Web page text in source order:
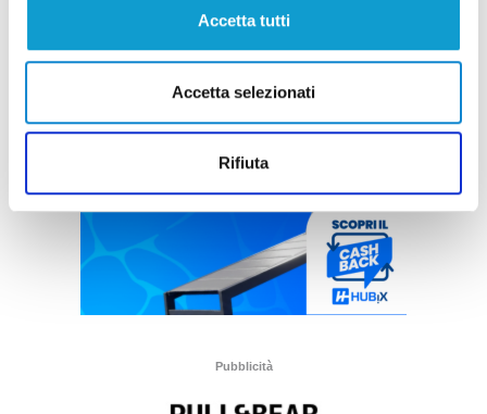
Accetta tutti
Accetta selezionati
Rifiuta
Pubblicità